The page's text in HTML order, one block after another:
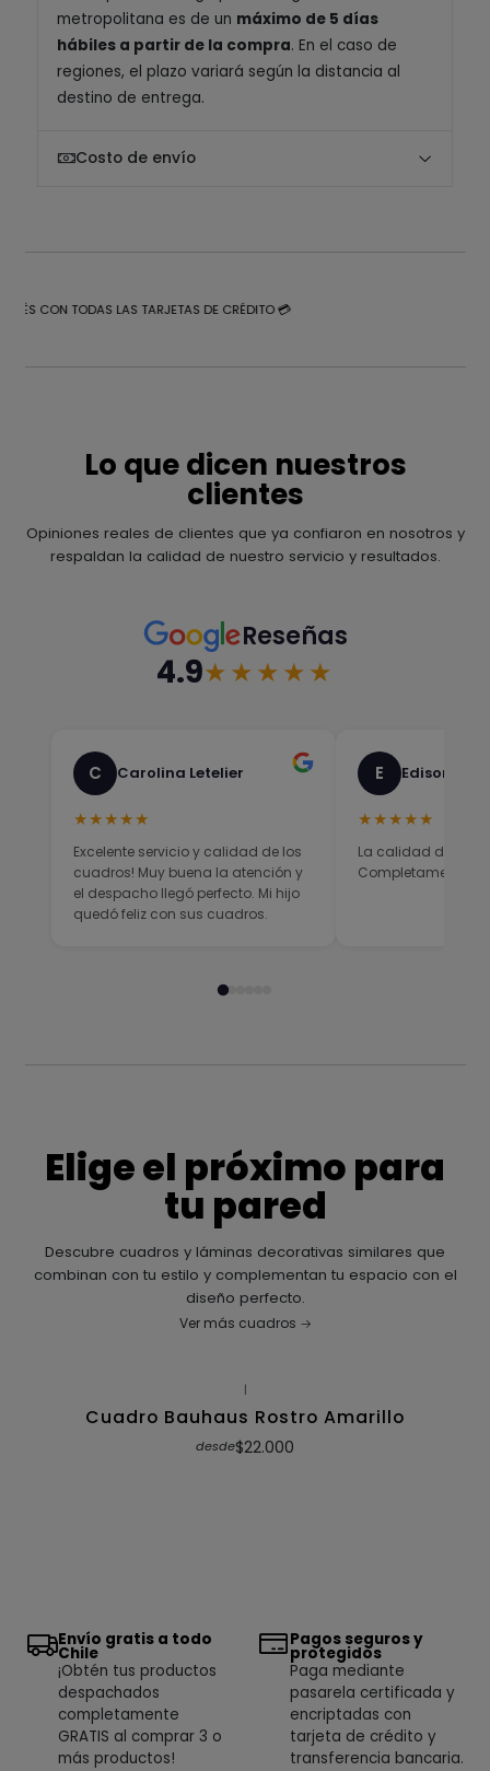
metropolitana es de un máximo de 5 días
hábiles a partir de la compra. En el caso de
regiones, el plazo variará según la distancia al
destino de entrega.
Costo de envío
CON TODAS LAS TARJETAS DE CRÉDITO 💳
Lo que dicen nuestros
clientes
Opiniones reales de clientes que ya confiaron en nosotros y
respaldan la calidad de nuestro servicio y resultados.
Reseñas
4.9★★★★★
C Carolina Letelier
★★★★★
Excelente servicio y calidad de los
cuadros! Muy buena la atención y
el despacho llegó perfecto. Mi hijo
quedó feliz con sus cuadros.
E Edison
★★★★★
La calidad del
Completamente
Elige el próximo para
tu pared
Descubre cuadros y láminas decorativas similares que
combinan con tu estilo y complementan tu espacio con el
diseño perfecto.
Ver más cuadros
|
Cuadro Bauhaus Rostro Amarillo
desde$22.000
Envío gratis a todo
Chile
¡Obtén tus productos
despachados
completamente
GRATIS al comprar 3 o
más productos!
Pagos seguros y
protegidos
Paga mediante
pasarela certificada y
encriptadas con
tarjeta de crédito y
transferencia bancaria.